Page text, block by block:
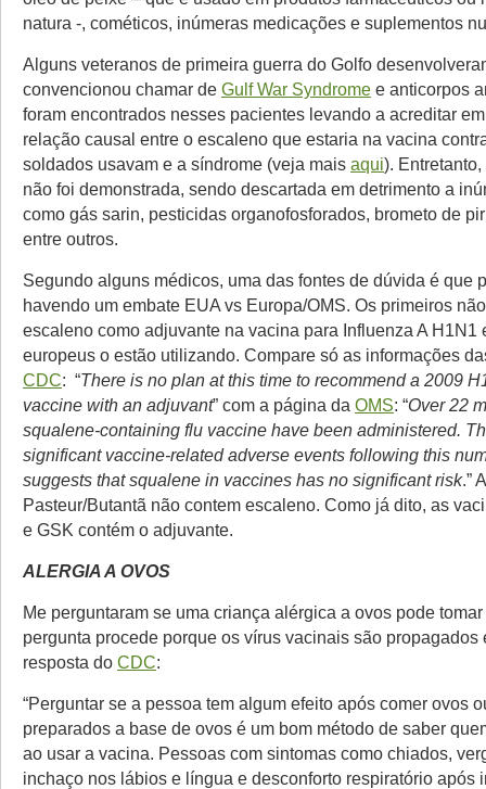
natura -, cométicos, inúmeras medicações e suplementos
Alguns veteranos de primeira guerra do Golfo
convencionou chamar de Gulf War Syndrome e anticorpos
foram encontrados nesses pacientes levando a acreditar
relação causal entre o escaleno que estaria na vacina
soldados usavam e a síndrome (veja mais aqui).
não foi demonstrada, sendo descartada em detrimento a
como gás sarin, pesticidas organofosforados, brometo de
entre outros.
Segundo alguns médicos, uma das fontes de dúvida é que
havendo um embate EUA vs Europa/OMS. Os primeiros
escaleno como adjuvante na vacina para Influenza A H1N1
europeus o estão utilizando. Compare só as informações
CDC: “There is no plan at this time to recommend a 2009
vaccine with an adjuvant” com a página da OMS: “Over 22
squalene-containing flu vaccine have been administered.
significant vaccine-related adverse events following this
suggests that squalene in vaccines has no significant risk.”
Pasteur/Butantã não contem escaleno. Como já dito, as
e GSK contém o adjuvante.
ALERGIA A OVOS
Me perguntaram se uma criança alérgica a ovos pode
pergunta procede porque os vírus vacinais são propagados
resposta do CDC:
“Perguntar se a pessoa tem algum efeito após comer ovos
preparados a base de ovos é um bom método de saber
ao usar a vacina. Pessoas com sintomas como chiados,
inchaço nos lábios e língua e desconforto respiratório após